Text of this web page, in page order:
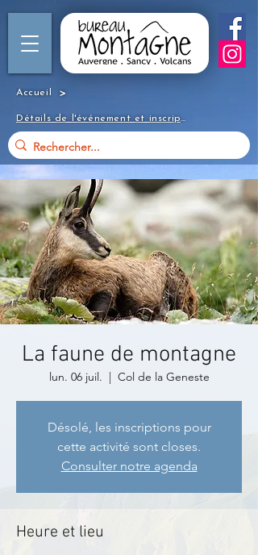
Accueil >
Détails de l'événement et inscription
La faune de montagne
lun. 06 juil.
  |
Col de la Geneste
Désolé, les inscriptions pour
cette activité sont closes.
Consulter notre agenda
Heure et lieu